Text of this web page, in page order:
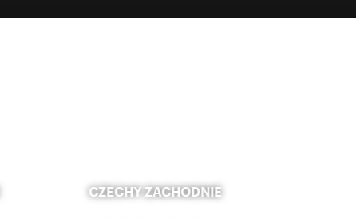
CZECHY ZACHODNIE